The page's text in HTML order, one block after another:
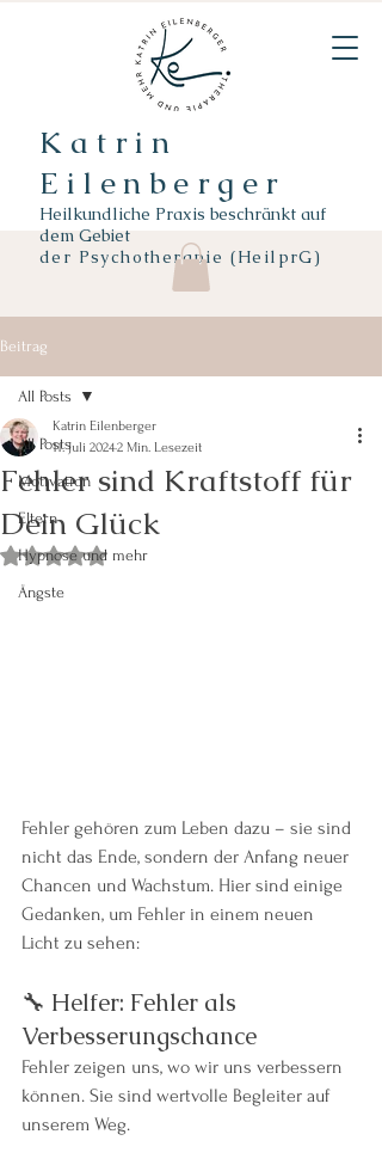
Katrin
Eilenberger
Heilkundliche Praxis beschränkt auf
dem Gebiet
der Psychotherapie (HeilprG)
Beitrag
All Posts
Motivation
Eltern
Hypnose und mehr
Ängste
All Posts
Fehler sind Kraftstoff für
Dein Glück
Katrin Eilenberger
11. Juli 20242 Min. Lesezeit
Mit NaN von 5 Sternen bewertet.
Fehler gehören zum Leben dazu – sie sind
nicht das Ende, sondern der Anfang neuer
Chancen und Wachstum. Hier sind einige
Gedanken, um Fehler in einem neuen
Licht zu sehen:
🔧 Helfer: Fehler als
Verbesserungschance
Fehler zeigen uns, wo wir uns verbessern
können. Sie sind wertvolle Begleiter auf
unserem Weg.